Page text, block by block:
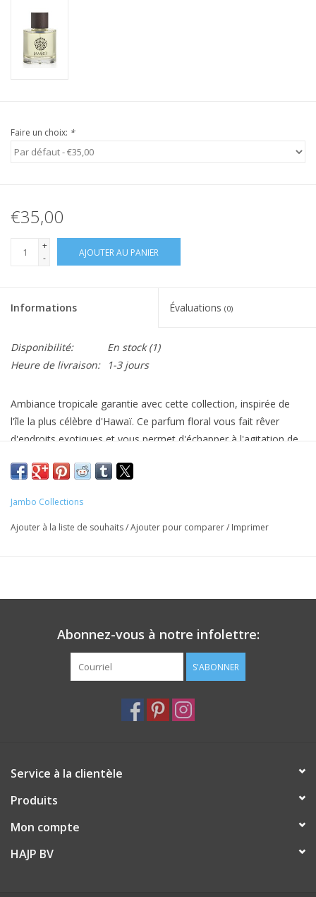
Faire un choix: *
€35,00
+
-
AJOUTER AU PANIER
Informations Évaluations (0)
Disponibilité: En stock(1)
Heure de livraison:
1-3 jours
Ambiance tropicale garantie avec cette collection, inspirée de
l'île la plus célèbre d'Hawaï. Ce parfum floral vous fait rêver
d'endroits exotiques et vous permet d'échapper à l'agitation de
Note de tête: orange, pêche
Note de cœur: freesia, rose
Jambo Collections
Ajouter à la liste de souhaits/Ajouter pour comparer/ Imprimer
Abonnez-vous à notre infolettre:
S'ABONNER
Service à la clientèle
Produits
Mon compte
HAJP BV